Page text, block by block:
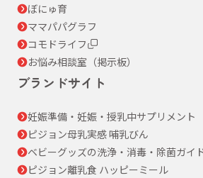
ぼにゅ育
ママパパグラフ
コモドライフ
お悩み相談室（掲示板）
ブランドサイト
妊娠準備・妊娠・授乳中サプリメント
ピジョン母乳実感 哺乳びん
ベビーグッズの洗浄・消毒・除菌ガイ
ピジョン離乳食 ハッピーミール